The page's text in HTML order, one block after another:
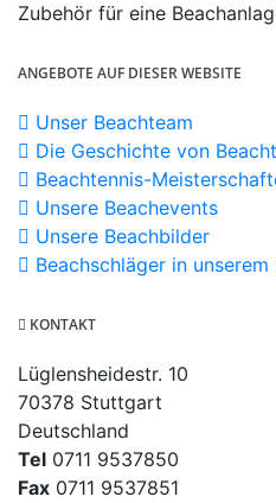
Zubehör für eine
ANGEBOTE AUF DIESER WEBSITE
Unser Beachteam
Die Geschichte von
Beachtennis-
Unsere Beachevents
Unsere Beachbilder
Beachschläger in unserem
KONTAKT
Lüglensheidestr. 10
70378 Stuttgart
Deutschland
Tel 0711 9537850
Fax 0711 9537851